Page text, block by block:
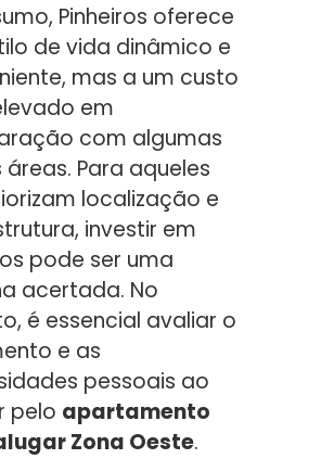
Pinheiros oferece
de vida dinâmico e
mas a um custo
em
com algumas
Para aqueles
localização e
investir em
pode ser uma
acertada. No
é essencial avaliar o
e as
pessoais ao
pelo apartamento
Zona Oeste.